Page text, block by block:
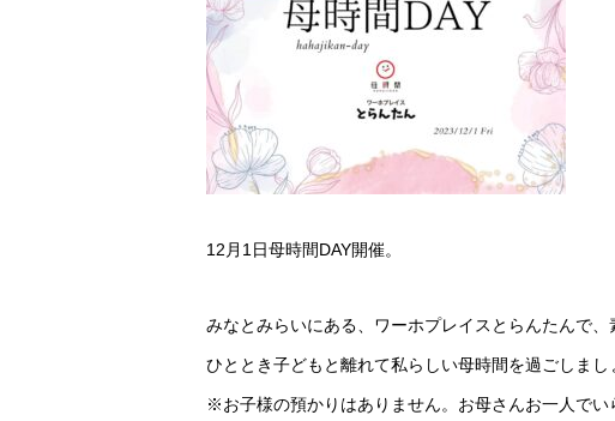
12月1日母時間DAY開催。
みなとみらいにある、ワーホプレイスとらんたんで
ひととき子どもと離れて私らしい母時間を過ごしまし
※お子様の預かりはありません。お母さんお一人でい